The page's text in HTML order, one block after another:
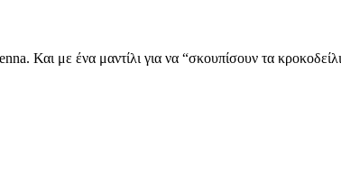
Και με ένα μαντίλι για να “σκουπίσουν τα